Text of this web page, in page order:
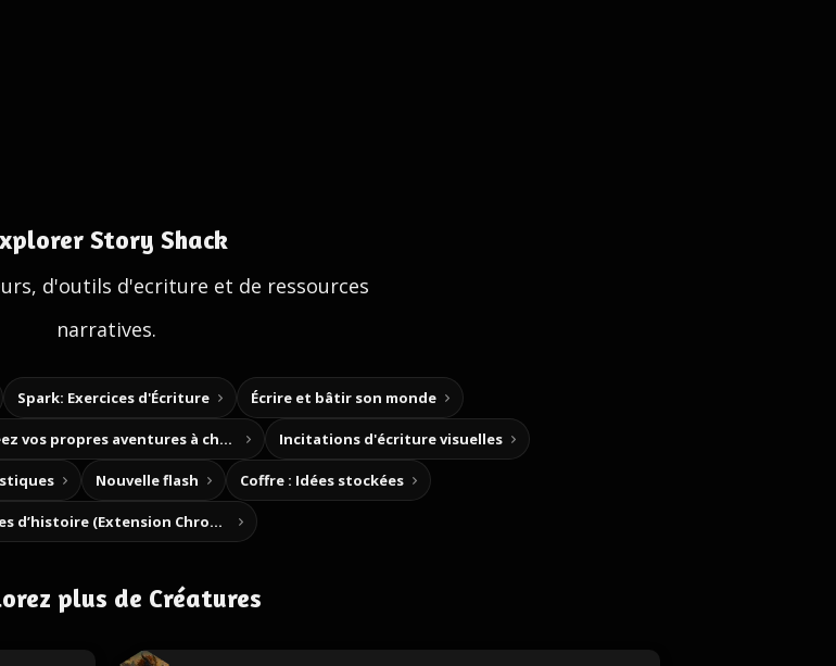
Story Shack
d'outils d'ecriture et de ressources
narratives.
Spark: Exercices d'Écriture Écrire et bâtir son monde
Créez vos propres aventures à choix Incitations d'écriture visuelles
Nouvelle flash Coffre : Idées stockées
Notes d’histoire (Extension Chrome)
plus de Créatures